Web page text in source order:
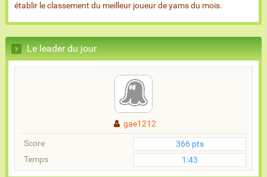
établir le classement du meilleur joueur de yams du mois.
Le leader du jour
gae1212
Score
366 pts
Temps
1:43